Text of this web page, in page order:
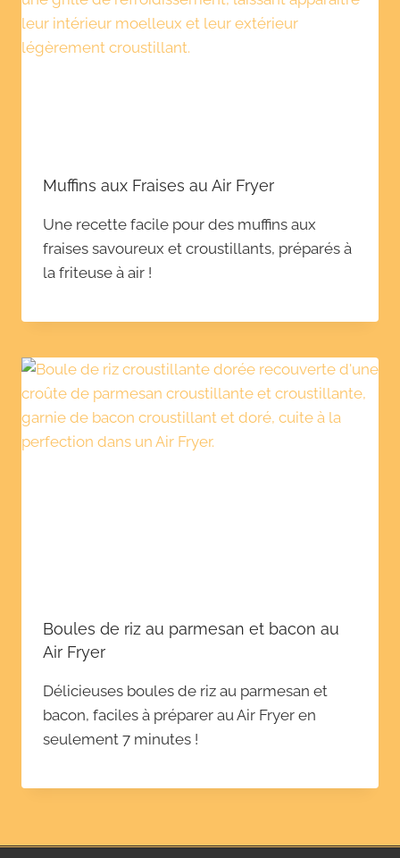
Muffins aux Fraises au Air Fryer
Une recette facile pour des muffins aux
fraises savoureux et croustillants, préparés à
la friteuse à air !
Boules de riz au parmesan et bacon au
Air Fryer
Délicieuses boules de riz au parmesan et
bacon, faciles à préparer au Air Fryer en
seulement 7 minutes !